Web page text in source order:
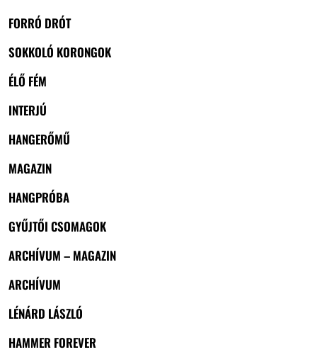
FORRÓ DRÓT
SOKKOLÓ KORONGOK
ÉLŐ FÉM
INTERJÚ
HANGERŐMŰ
MAGAZIN
HANGPRÓBA
GYŰJTŐI CSOMAGOK
ARCHÍVUM – MAGAZIN
ARCHÍVUM
LÉNÁRD LÁSZLÓ
HAMMER FOREVER